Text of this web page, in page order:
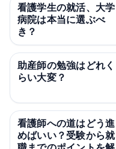
看護学生の就活、大学
病院は本当に選ぶべ
き？
助産師の勉強はどれく
らい大変？
看護師への道はどう進
めばいい？受験から就